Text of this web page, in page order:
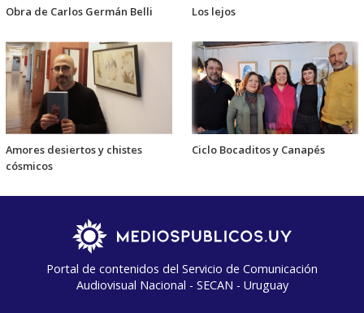
Obra de Carlos Germán Belli Los lejos
Amores desiertos y chistes
cósmicos
Ciclo Bocaditos y Canapés
Portal de contenidos del Servicio de Comunicación
Audiovisual Nacional - SECAN - Uruguay